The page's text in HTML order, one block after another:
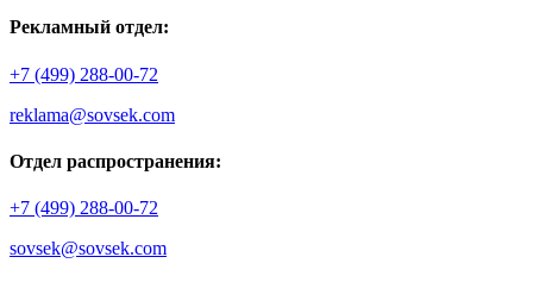
Рекламный отдел:
+7 (499) 288-00-72
reklama@sovsek.com
Отдел распространения:
+7 (499) 288-00-72
sovsek@sovsek.com